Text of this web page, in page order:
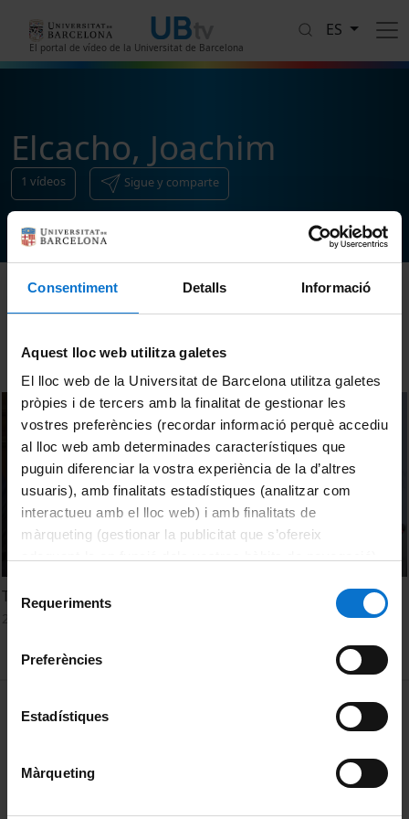
Consentiment Detalls Informació
Aquest lloc web utilitza galetes
El lloc web de la Universitat de Barcelona utilitza galetes
pròpies i de tercers amb la finalitat de gestionar les
vostres preferències (recordar informació perquè accediu
al lloc web amb determinades característiques que
puguin diferenciar la vostra experiència de la d’altres
usuaris), amb finalitats estadístiques (analitzar com
interactueu amb el lloc web) i amb finalitats de
màrqueting (gestionar la publicitat que s’ofereix
consultar laPolítica de galetes del lloc web de la
Requeriments
Preferències
Estadístiques
Màrqueting
El portal de vídeo de la Universitat de Barcelona
ES
Elcacho, Joachim
1 vídeos Sigue y comparte
Ordenar
Taula Debat
MENÚ PEU 1
Política de Cookies
Privacidad y términos